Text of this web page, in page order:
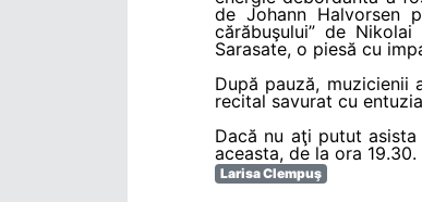
de Johann Halvorsen
cărăbuşului” de
Sarasate, o piesă cu
După pauză, muzicienii
recital savurat cu
Dacă nu aţi putut
aceasta, de la ora 19.30.
Larisa Clempuş